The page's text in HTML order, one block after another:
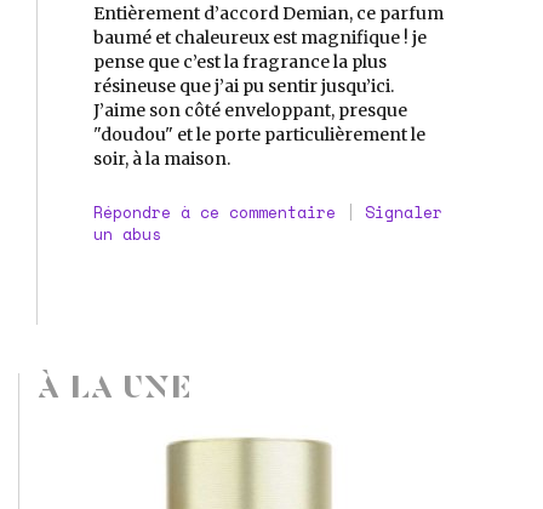
Entièrement d’accord Demian, ce parfum
baumé et chaleureux est magnifique ! je
pense que c’est la fragrance la plus
résineuse que j’ai pu sentir jusqu’ici.
J’aime son côté enveloppant, presque
"doudou" et le porte particulièrement le
soir, à la maison.
Répondre à ce commentaire | Signaler
un abus
À LA UNE